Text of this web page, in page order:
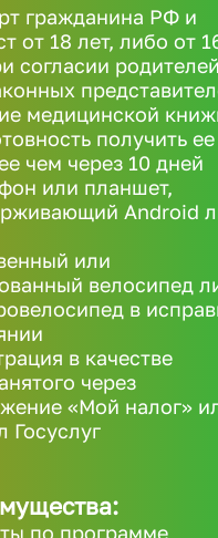
гражданина РФ и
от 18 лет, либо от
согласии родителей
медицинской
получить
чем через 10 дней
или планшет,
Android
или
велосипед
в
в качестве
через
«Мой налог»
Госуслуг
по программе